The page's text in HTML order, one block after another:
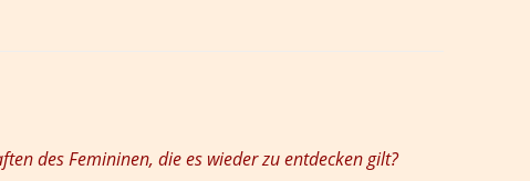
des Femininen, die es wieder zu entdecken gilt?